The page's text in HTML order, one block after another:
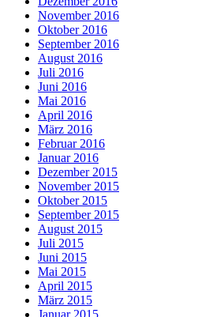
November 2016
Oktober 2016
September 2016
August 2016
Juli 2016
Juni 2016
Mai 2016
April 2016
März 2016
Februar 2016
Januar 2016
Dezember 2015
November 2015
Oktober 2015
September 2015
August 2015
Juli 2015
Juni 2015
Mai 2015
April 2015
März 2015
Januar 2015